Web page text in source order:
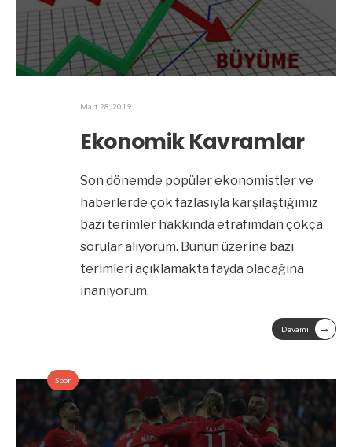
Mart 28, 2019
Ekonomik Kavramlar
Son dönemde popüler ekonomistler ve
haberlerde çok fazlasıyla karşılaştığımız
bazı terimler hakkında etrafımdan çokça
sorular alıyorum. Bunun üzerine bazı
terimleri açıklamakta fayda olacağına
inanıyorum.
Devamı →
Spor